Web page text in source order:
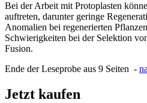
Bei der Arbeit mit Protoplasten
auftreten, darunter geringe
Anomalien bei regenerierten
Schwierigkeiten bei der Selektion
Fusion.
Ende der Leseprobe aus 9 Seiten -
Jetzt kaufen